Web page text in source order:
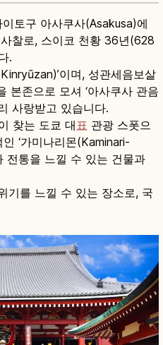
토구 아사쿠사(Asakusa)에
찰로, 스이코 천황 36년(628
.
이며, 성관세음보살
존으로 모셔 ‘아사쿠사 관음
사랑받고 있습니다.
찾는 도쿄 대표 관광 스폿으
‘가미나리몬(Kaminari-
전통을 느낄 수 있는 건물과
기를 느낄 수 있는 장소로, 국